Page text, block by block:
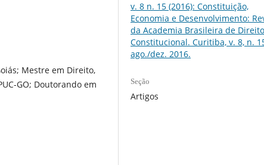
Mestre em Direito,
GO; Doutorando em
v. 8 n. 15 (2016): Constituição,
Economia e Desenvolvimento:
da Academia Brasileira de Direito
Constitucional. Curitiba, v. 8, n.
ago./dez. 2016.
Seção
Artigos